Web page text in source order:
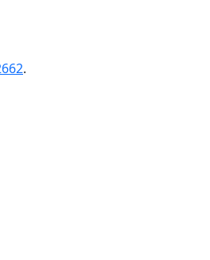
.